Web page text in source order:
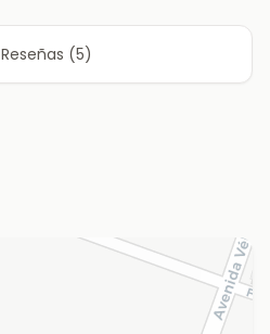
Reseñas (5)